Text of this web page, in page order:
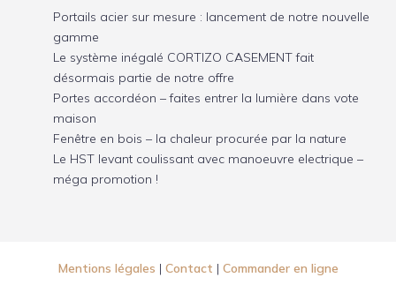
Portails acier sur mesure : lancement de notre nouvelle
gamme
Le système inégalé CORTIZO CASEMENT fait
désormais partie de notre offre
Portes accordéon – faites entrer la lumière dans vote
maison
Fenêtre en bois – la chaleur procurée par la nature
Le HST levant coulissant avec manoeuvre electrique –
méga promotion !
Mentions légales | Contact | Commander en ligne